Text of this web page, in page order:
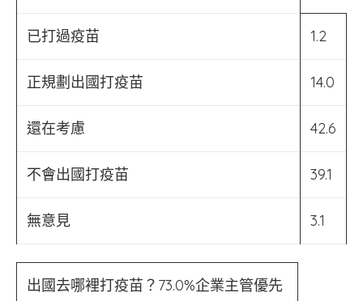
已打過疫苗 1.2
正規劃出國打疫苗 14.0
還在考慮 42.6
不會出國打疫苗 39.1
無意見 3.1
出國去哪裡打疫苗？73.0%企業主管優先